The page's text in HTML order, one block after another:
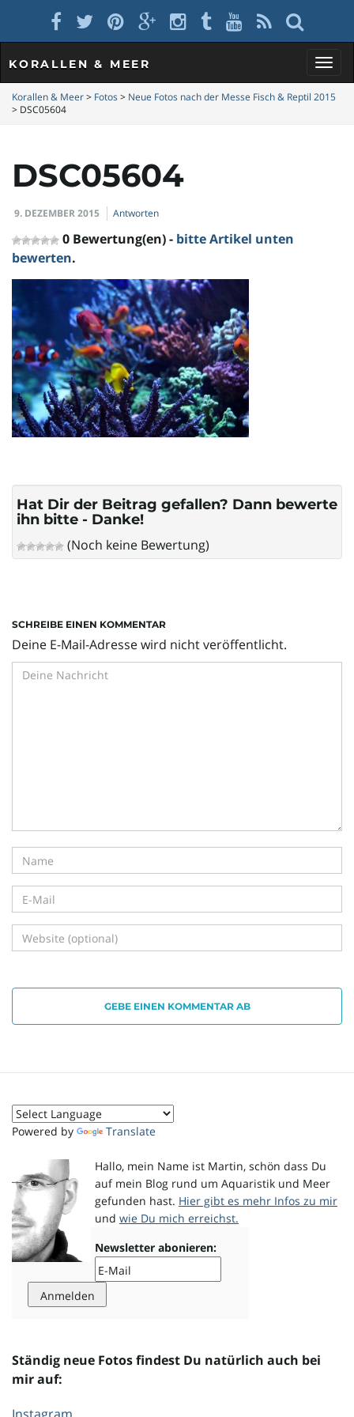
S
N
g
n
KORALLEN & MEER
Korallen & Meer> Fotos > Neue Fotos nach der Messe Fisch & Reptil 2015
> DSC05604
DSC05604
9. DEZEMBER 2015 Antworten
0 Bewertung(en) - bitte Artikel unten
bewerten.
Hat Dir der Beitrag gefallen? Dann bewerte
ihn bitte - Danke!
(Noch keine Bewertung)
SCHREIBE EINEN KOMMENTAR
Deine E-Mail-Adresse wird nicht veröffentlicht.
GEBE EINEN KOMMENTAR AB
Powered by Translate
Hallo, mein Name ist Martin, schön dass Du
auf mein Blog rund um Aquaristik und Meer
gefunden hast. Hier gibt es mehr Infos zu mir
und wie Du mich erreichst.
Newsletter abonieren:
Ständig neue Fotos findest Du natürlich auch bei
mir auf: